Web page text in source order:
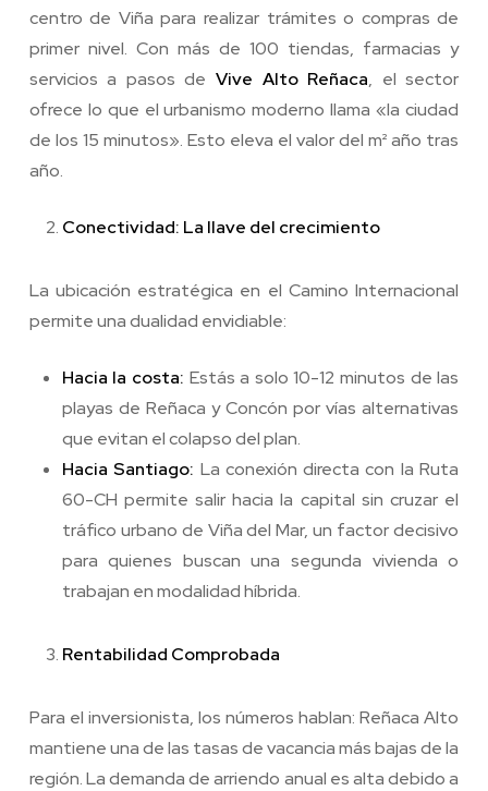
centro de Viña para realizar trámites o compras de
primer nivel. Con más de 100 tiendas, farmacias y
servicios a pasos de Vive Alto Reñaca, el sector
ofrece lo que el urbanismo moderno llama «la ciudad
de los 15 minutos». Esto eleva el valor del m² año tras
año.
Conectividad: La llave del crecimiento
La ubicación estratégica en el Camino Internacional
permite una dualidad envidiable:
Hacia la costa: Estás a solo 10-12 minutos de las
playas de Reñaca y Concón por vías alternativas
que evitan el colapso del plan.
Hacia Santiago: La conexión directa con la Ruta
60-CH permite salir hacia la capital sin cruzar el
tráfico urbano de Viña del Mar, un factor decisivo
para quienes buscan una segunda vivienda o
trabajan en modalidad híbrida.
Rentabilidad Comprobada
Para el inversionista, los números hablan: Reñaca Alto
mantiene una de las tasas de vacancia más bajas de la
región. La demanda de arriendo anual es alta debido a